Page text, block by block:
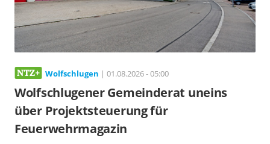
Wolfschlugen | 01.08.2026 - 05:00
Wolfschlugener Gemeinderat uneins
über Projektsteuerung für
Feuerwehrmagazin